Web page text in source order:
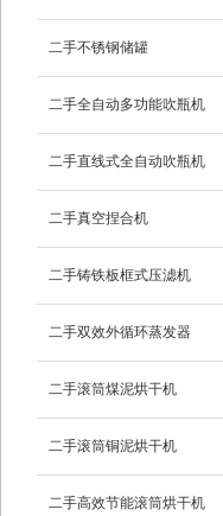
二手不锈钢储罐
二手全自动多功能吹瓶机
二手直线式全自动吹瓶机
二手真空捏合机
二手铸铁板框式压滤机
二手双效外循环蒸发器
二手滚筒煤泥烘干机
二手滚筒铜泥烘干机
二手高效节能滚筒烘干机